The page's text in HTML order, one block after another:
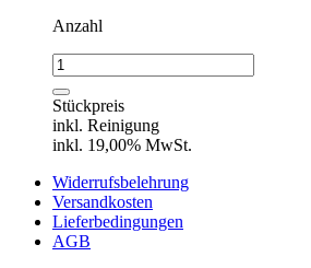
Anzahl
Weinglas
Rotwein
einzeln
Menge
Stückpreis
inkl. Reinigung
inkl. 19,00% MwSt.
Widerrufsbelehrung
Versandkosten
Lieferbedingungen
AGB